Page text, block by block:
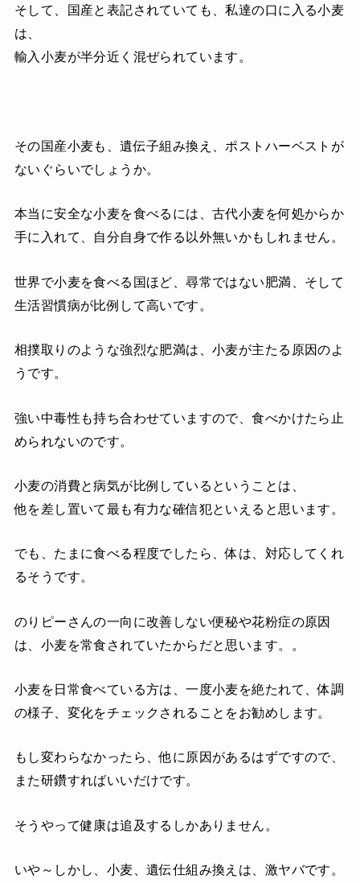
そして、国産と表記されていても、私達の口に入る小麦
は、
輸入小麦が半分近く混ぜられています。
その国産小麦も、遺伝子組み換え、ポストハーベストが
ないぐらいでしょうか。
本当に安全な小麦を食べるには、古代小麦を何処からか
手に入れて、自分自身で作る以外無いかもしれません。
世界で小麦を食べる国ほど、尋常ではない肥満、そして
生活習慣病が比例して高いです。
相撲取りのような強烈な肥満は、小麦が主たる原因のよ
うです。
強い中毒性も持ち合わせていますので、食べかけたら止
められないのです。
小麦の消費と病気が比例しているということは、
他を差し置いて最も有力な確信犯といえると思います。
でも、たまに食べる程度でしたら、体は、対応してくれ
るそうです。
のりピーさんの一向に改善しない便秘や花粉症の原因
は、小麦を常食されていたからだと思います。。
小麦を日常食べている方は、一度小麦を絶たれて、体調
の様子、変化をチェックされることをお勧めします。
もし変わらなかったら、他に原因があるはずですので、
また研鑽すればいいだけです。
そうやって健康は追及するしかありません。
いや～しかし、小麦、遺伝仕組み換えは、激ヤバです。